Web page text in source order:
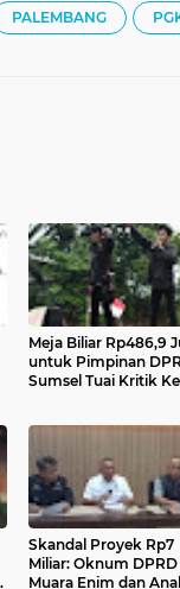
PALEMBANG
Meja Biliar Rp486,9
untuk Pimpinan
Sumsel Tuai Kritik
Skandal Proyek Rp7
Miliar: Oknum DPRD
Muara Enim dan